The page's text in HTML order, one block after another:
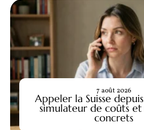
Appeler la Suisse
simulateur de coûts et
concrets
7 août 2026